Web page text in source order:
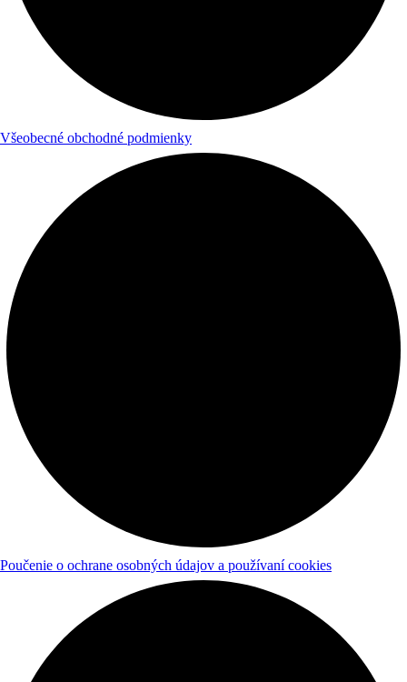
Všeobecné obchodné podmienky
Poučenie o ochrane osobných údajov a používaní cookies